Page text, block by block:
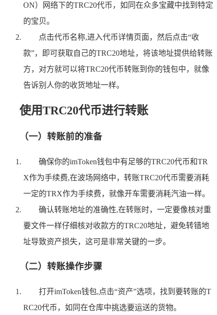
ON）网络下的TRC20代币，如同在众多宝藏中找到特定
的宝贝。
点击代币名称,进入代币详情页面，然后点击“收
款”，即可获取自己的TRC20地址，将该地址提供给转账
方，对方就可以将TRC20代币转账到你的钱包中，就像
告诉别人你的收货地址一样。
使用TRC20代币进行转账
（一）转账前的准备
确保你的imToken钱包中有足够的TRC20代币和TR
X作为手续费,在波场网络中，转账TRC20代币需要消耗
一定的TRX作为手续费，就像开车需要消耗汽油一样。
确认转账地址的准确性,在转账时，一定要像核对重
要文件一样仔细核对收款方的TRC20地址，避免转错地
址导致资产损失，这可是非常关键的一步。
（二）转账操作步骤
打开imToken钱包,点击“资产”选项，找到要转账的T
RC20代币，如同在仓库中挑选要运送的货物。